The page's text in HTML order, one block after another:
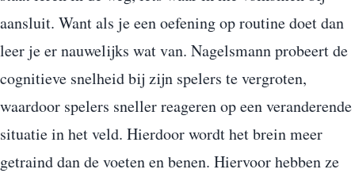
aansluit. Want als je een oefening op routine doet dan
leer je er nauwelijks wat van. Nagelsmann probeert de
cognitieve snelheid bij zijn spelers te vergroten,
waardoor spelers sneller reageren op een veranderende
situatie in het veld. Hierdoor wordt het brein meer
getraind dan de voeten en benen. Hiervoor hebben ze